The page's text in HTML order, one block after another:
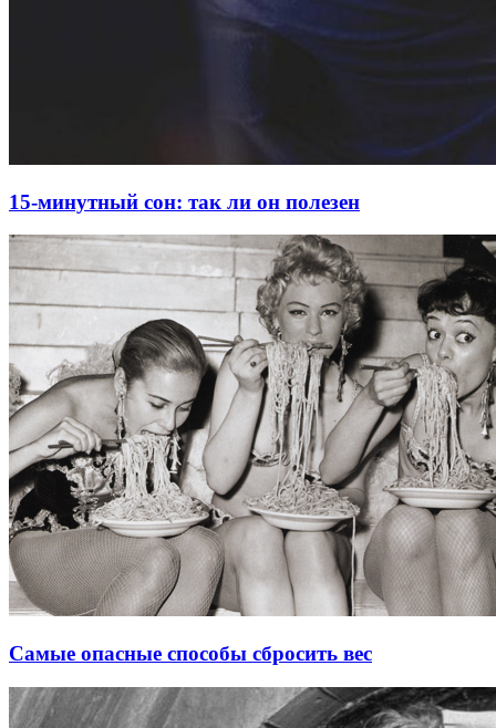
15-минутный сон: так ли он полезен
Cамые опасные способы сбросить вес